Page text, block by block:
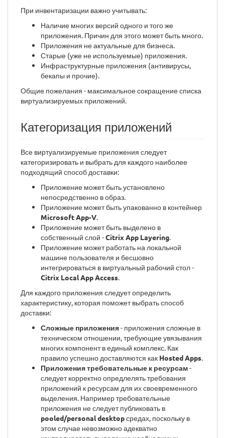
При инвентаризации важно учитывать:
Наличие многих версий одного и того же
приложения. Причин для этого может быть много.
Приложения не актуальные для бизнеса.
Старые (уже не используемые) приложения.
Инфраструктурные приложения (антивирусы,
бекапы и прочие).
Общие пожелания - максимальное сокращение списка
виртуализируемых приложений.
Категоризация приложений
Все виртуализируемые приложения следует
категоризировать и выбрать для каждого наиболее
подходящий способ доставки:
Приложение может быть установлено
непосредственно в образ.
Приложение может быть упакованно в контейнер
Microsoft App-V.
Приложение может быть выделено в
собственный слой -Citrix App Layering.
Приложение может работать на локальной
машине пользователя и бесшовно
интегрироваться в виртуальный рабочий стол -
Citrix Local App Access.
Для каждого приложения следует определить
характеристику, которая поможет выбрать способ
доставки:
Сложные приложения- приложения сложные в
техническом отношении, требующие увязывания
многих компонент в единый комплекс. Как
правило успешно доставляются как Hosted Apps.
Приложения требовательные к ресурсам-
следует корректно опредлелять требования
приложений к ресурсам для их своевременного
выделения. Например требовательные
приложения не следует публиковать в
pooled/personal desktopсредах, поскольку в
этом случае невозможно адекватно